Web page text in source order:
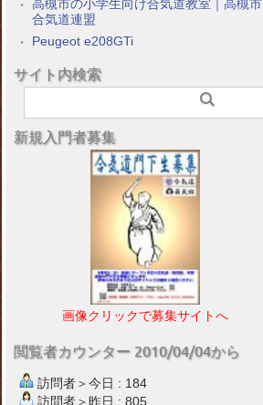
高槻市の小学生向け合気道教室｜高槻市
合気道連盟
Peugeot e208GTi
サイト内検索
新規入門者募集
画像クリックで募集サイトへ
閲覧者カウンター 2010/04/04から
訪問者＞今日 : 184
訪問者＞昨日 : 805